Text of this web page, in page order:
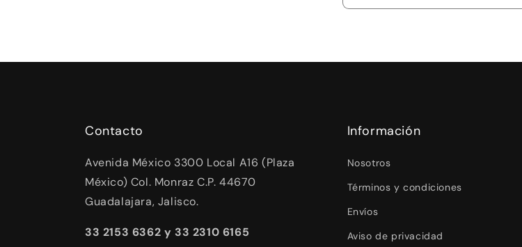
Contacto
Avenida México 3300 Local A16 (Plaza
México) Col. Monraz C.P. 44670
Guadalajara, Jalisco.
33 2153 6362 y 33 2310 6165
Información
Nosotros
Términos y condiciones
Envíos
Aviso de privacidad